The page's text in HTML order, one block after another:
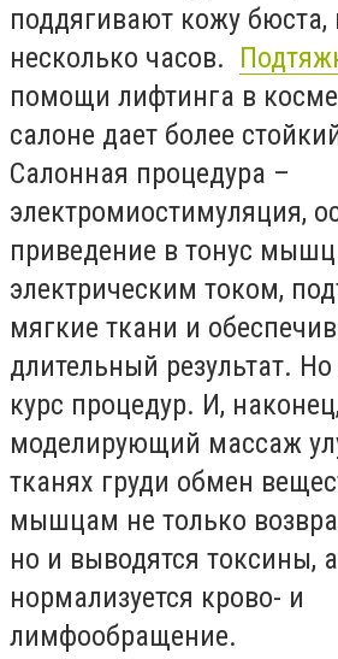
поддягивают кожу бюста,
несколько часов.
помощи лифтинга в
салоне дает более
Салонная процедура –
электромиостимуляция,
приведение в тонус мышц
электрическим током,
мягкие ткани и
длительный результат.
курс процедур. И, наконец,
моделирующий массаж
тканях груди обмен
мышцам не только
но и выводятся токсины,
нормализуется крово- и
лимфообращение.